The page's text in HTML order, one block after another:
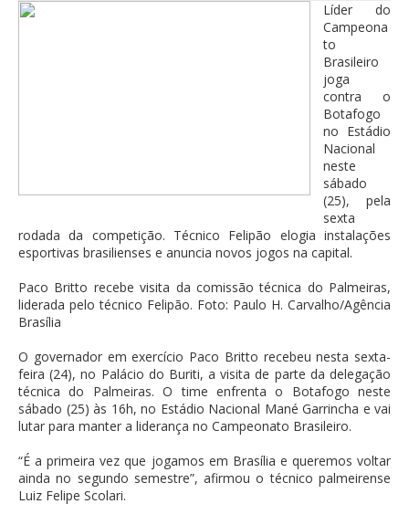
Líder do
Campeona
to
Brasileiro
joga
contra o
Botafogo
no Estádio
Nacional
neste
sábado
(25), pela
sexta
rodada da competição. Técnico Felipão elogia instalações
esportivas brasilienses e anuncia novos jogos na capital.
Paco Britto recebe visita da comissão técnica do Palmeiras,
liderada pelo técnico Felipão. Foto: Paulo H. Carvalho/Agência
Brasília
O governador em exercício Paco Britto recebeu nesta sexta-
feira (24), no Palácio do Buriti, a visita de parte da delegação
técnica do Palmeiras. O time enfrenta o Botafogo neste
sábado (25) às 16h, no Estádio Nacional Mané Garrincha e vai
lutar para manter a liderança no Campeonato Brasileiro.
“É a primeira vez que jogamos em Brasília e queremos voltar
ainda no segundo semestre”, afirmou o técnico palmeirense
Luiz Felipe Scolari.